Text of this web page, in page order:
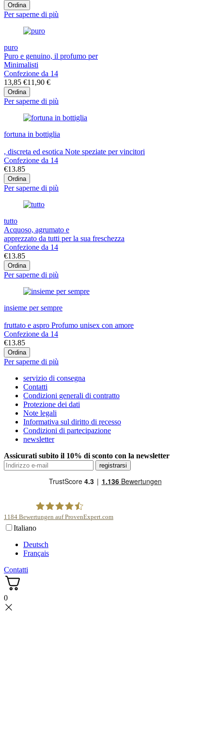
Ordina
Per saperne di più
puro
Puro e genuino, il profumo per
Minimalisti
Confezione da 14
13,85 €11,90 €
Ordina
Per saperne di più
fortuna in bottiglia
, discreta ed esotica Note speziate per vincitori
Confezione da 14
€13.85
Ordina
Per saperne di più
tutto
Acquoso, agrumato e
apprezzato da tutti per la sua freschezza
Confezione da 14
€13.85
Ordina
Per saperne di più
insieme per sempre
fruttato e aspro Profumo unisex con amore
Confezione da 14
€13.85
Ordina
Per saperne di più
servizio di consegna
Contatti
Condizioni generali di contratto
Protezione dei dati
Note legali
Informativa sul diritto di recesso
Condizioni di partecipazione
newsletter
Assicurati subito il 10% di sconto con la newsletter
1184 Bewertungen auf ProvenExpert.com
Italiano
Deutsch
Français
Contatti
0